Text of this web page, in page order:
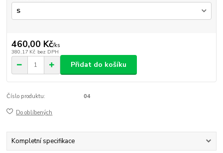
460,00 Kč/ks
380,17 Kč bez DPH
Přidat do košíku
Číslo produktu: 04
Do oblíbených
Kompletní specifikace